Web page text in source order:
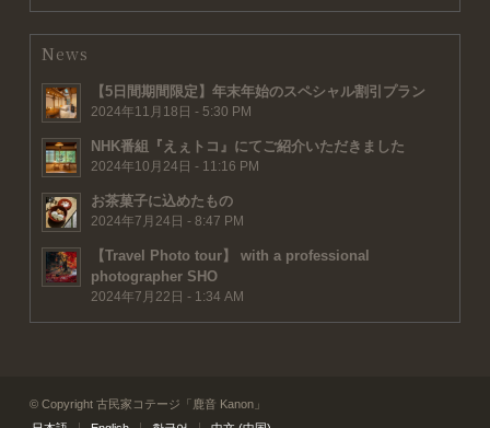
News
【5日間期間限定】年末年始のスペシャル割引プラン
2024年11月18日 - 5:30 PM
NHK番組『えぇトコ』にてご紹介いただきました
2024年10月24日 - 11:16 PM
お茶菓子に込めたもの
2024年7月24日 - 8:47 PM
【Travel Photo tour】 with a professional
photographer SHO
2024年7月22日 - 1:34 AM
© Copyright 古民家コテージ「鹿音 Kanon」